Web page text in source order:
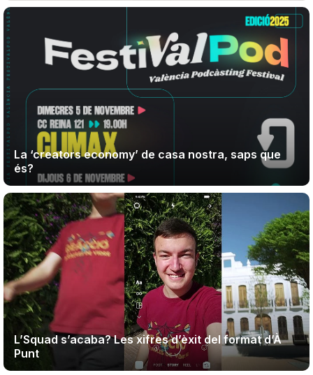
La ‘creators economy’ de casa nostra, saps que
és?
L’Squad s’acaba? Les xifres d’èxit del format d’À
Punt